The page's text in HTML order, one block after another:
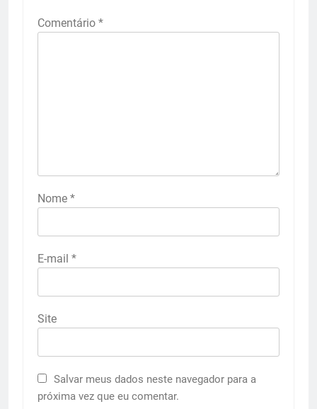
Comentário *
Nome *
E-mail *
Site
Salvar meus dados neste navegador para a
próxima vez que eu comentar.